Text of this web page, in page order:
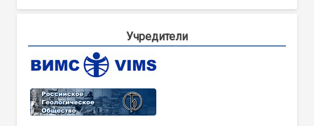
Учредители